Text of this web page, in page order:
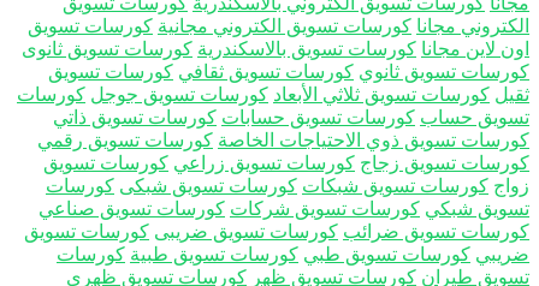
مجانا كورسات تسويق الكتروني مجانية كورسات تسويق
لاين مجانا كورسات تسويق بالاسكندرية كورسات تسويق ثانوى
تسويق ثانوي كورسات تسويق ثقافي كورسات تسويق
كورسات تسويق ثلاثي الأبعاد كورسات تسويق جوجل كورسات
حساب كورسات تسويق حسابات كورسات تسويق ذاتي
تسويق ذوي الاحتياجات الخاصة كورسات تسويق رقمي
تسويق زجاج كورسات تسويق زراعي
كورسات تسويق
كورسات تسويق شبكات كورسات تسويق شبكى كورسات
شبكي كورسات تسويق شركات كورسات تسويق صناعي
تسويق ضرائب
كورسات تسويق ضريبى كورسات تسويق
كورسات تسويق طبي كورسات تسويق طبية كورسات
طيران كورسات تسويق ظهر كورسات تسويق ظهري